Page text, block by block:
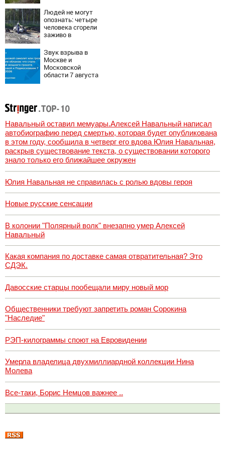
Людей не могут
опознать: четыре
человека сгорели
заживо в
трассе
07/08/2026 –
Новости
Звук взрыва в
Москве и
Московской
области 7 августа
был громкий
хлопок
Навальный оставил мемуары.Алексей Навальный написал
автобиографию перед смертью, которая будет опубликована
в этом году, сообщила в четверг его вдова Юлия Навальная,
раскрыв существование текста, о существовании которого
знало только его ближайшее окружен
Юлия Навальная не справилась с ролью вдовы героя
Новые русские сенсации
В колонии "Полярный волк" внезапно умер Алексей
Навальный
Какая компания по доставке самая отвратительная? Это
СДЭК.
Давосские старцы пообещали миру новый мор
Общественники требуют запретить роман Сорокина
"Наследие"
РЭП-килограммы споют на Евровидении
Умерла владелица двухмиллиардной коллекции Нина
Молева
Все-таки, Борис Немцов важнее ..